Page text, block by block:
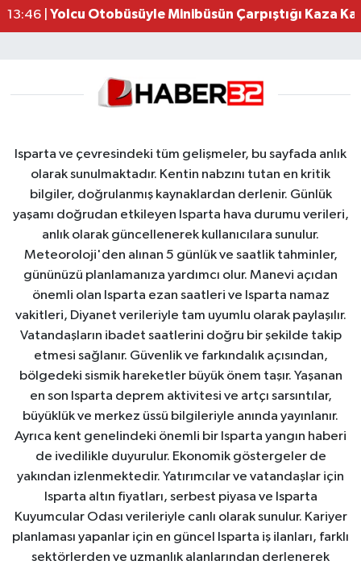
13:46 | Yolcu Otobüsüyle Minibüsün Çarpıştığı Kaza
Isparta ve çevresindeki tüm gelişmeler, bu sayfada anlık
olarak sunulmaktadır. Kentin nabzını tutan en kritik
bilgiler, doğrulanmış kaynaklardan derlenir. Günlük
yaşamı doğrudan etkileyen Isparta hava durumu verileri,
anlık olarak güncellenerek kullanıcılara sunulur.
Meteoroloji'den alınan 5 günlük ve saatlik tahminler,
gününüzü planlamanıza yardımcı olur. Manevi açıdan
önemli olan Isparta ezan saatleri ve Isparta namaz
vakitleri, Diyanet verileriyle tam uyumlu olarak paylaşılır.
Vatandaşların ibadet saatlerini doğru bir şekilde takip
etmesi sağlanır. Güvenlik ve farkındalık açısından,
bölgedeki sismik hareketler büyük önem taşır. Yaşanan
en son Isparta deprem aktivitesi ve artçı sarsıntılar,
büyüklük ve merkez üssü bilgileriyle anında yayınlanır.
Ayrıca kent genelindeki önemli bir Isparta yangın haberi
de ivedilikle duyurulur. Ekonomik göstergeler de
yakından izlenmektedir. Yatırımcılar ve vatandaşlar için
Isparta altın fiyatları, serbest piyasa ve Isparta
Kuyumcular Odası verileriyle canlı olarak sunulur. Kariyer
planlaması yapanlar için en güncel Isparta iş ilanları, farklı
sektörlerden ve uzmanlık alanlarından derlenerek